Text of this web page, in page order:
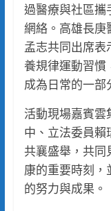
過醫療與社區攜
網絡。高雄長庚
孟志共同出席
養規律運動習
成為日常的一部
活動現場嘉賓雲
中、立法委員
共襄盛舉，共同
康的重要時刻，
的努力與成果。